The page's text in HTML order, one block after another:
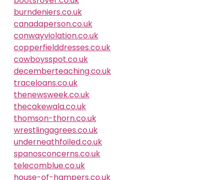
burndeniers.co.uk
canadaperson.co.uk
conwayviolation.co.uk
copperfielddresses.co.uk
cowboysspot.co.uk
decemberteaching.co.uk
traceloans.co.uk
thenewsweek.co.uk
thecakewala.co.uk
thomson-thorn.co.uk
wrestlingagrees.co.uk
underneathfoiled.co.uk
spanosconcerns.co.uk
telecomblue.co.uk
house-of-hampers.co.uk